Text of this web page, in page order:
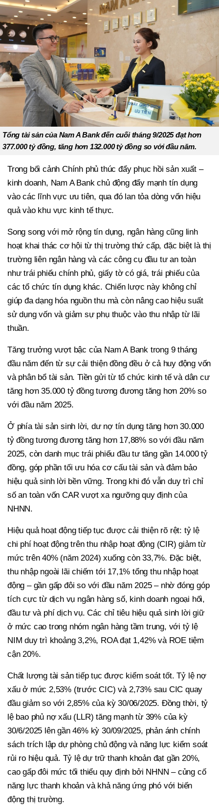
Tổng tài sản của Nam A Bank đến cuối tháng 9/2025 đạt hơn
377.000 tỷ đồng, tăng hơn 132.000 tỷ đồng so với đầu năm.
Trong bối cảnh Chính phủ thúc đẩy phục hồi sản xuất –
kinh doanh, Nam A Bank chủ động đẩy mạnh tín dụng
vào các lĩnh vực ưu tiên, qua đó lan tỏa dòng vốn hiệu
quả vào khu vực kinh tế thực.
Song song với mở rộng tín dụng, ngân hàng cũng linh
hoạt khai thác cơ hội từ thị trường thứ cấp, đặc biệt là thị
trường liên ngân hàng và các công cụ đầu tư an toàn
như trái phiếu chính phủ, giấy tờ có giá, trái phiếu của
các tổ chức tín dụng khác. Chiến lược này không chỉ
giúp đa dạng hóa nguồn thu mà còn nâng cao hiệu suất
sử dụng vốn và giảm sự phụ thuộc vào thu nhập từ lãi
thuần.
Tăng trưởng vượt bậc của Nam A Bank trong 9 tháng
đầu năm đến từ sự cải thiện đồng đều ở cả huy động vốn
và phân bổ tài sản. Tiền gửi từ tổ chức kinh tế và dân cư
tăng hơn 35.000 tỷ đồng tương đương tăng hơn 20% so
với đầu năm 2025.
Ở phía tài sản sinh lời, dư nợ tín dụng tăng hơn 30.000
tỷ đồng tương đương tăng hơn 17,88% so với đầu năm
2025, còn danh mục trái phiếu đầu tư tăng gần 14.000 tỷ
đồng, góp phần tối ưu hóa cơ cấu tài sản và đảm bảo
hiệu quả sinh lời bền vững. Trong khi đó vẫn duy trì chỉ
số an toàn vốn CAR vượt xa ngưỡng quy định của
NHNN.
Hiệu quả hoạt động tiếp tục được cải thiện rõ rệt: tỷ lệ
chi phí hoạt động trên thu nhập hoạt động (CIR) giảm từ
mức trên 40% (năm 2024) xuống còn 33,7%. Đặc biệt,
thu nhập ngoài lãi chiếm tới 17,1% tổng thu nhập hoạt
động – gần gấp đôi so với đầu năm 2025 – nhờ đóng góp
tích cực từ dịch vụ ngân hàng số, kinh doanh ngoại hối,
đầu tư và phí dịch vụ. Các chỉ tiêu hiệu quả sinh lời giữ
ở mức cao trong nhóm ngân hàng tầm trung, với tỷ lệ
NIM duy trì khoảng 3,2%, ROA đạt 1,42% và ROE tiệm
cận 20%.
Chất lượng tài sản tiếp tục được kiểm soát tốt. Tỷ lệ nợ
xấu ở mức 2,53% (trước CIC) và 2,73% sau CIC quay
đầu giảm so với 2,85% của kỳ 30/06/2025. Đồng thời, tỷ
lệ bao phủ nợ xấu (LLR) tăng mạnh từ 39% của kỳ
30/6/2025 lên gần 46% kỳ 30/09/2025, phản ánh chính
sách trích lập dự phòng chủ động và năng lực kiểm soát
rủi ro hiệu quả. Tỷ lệ dự trữ thanh khoản đạt gần 20%,
cao gấp đôi mức tối thiểu quy định bởi NHNN – củng cố
năng lực thanh khoản và khả năng ứng phó với biến
động thị trường.